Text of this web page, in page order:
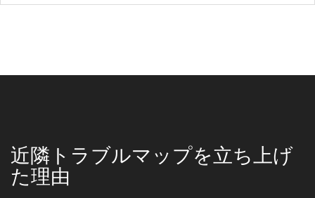
近隣トラブルマップを立ち上げ
た理由